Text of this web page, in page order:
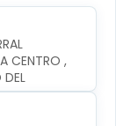
CENTRO ,